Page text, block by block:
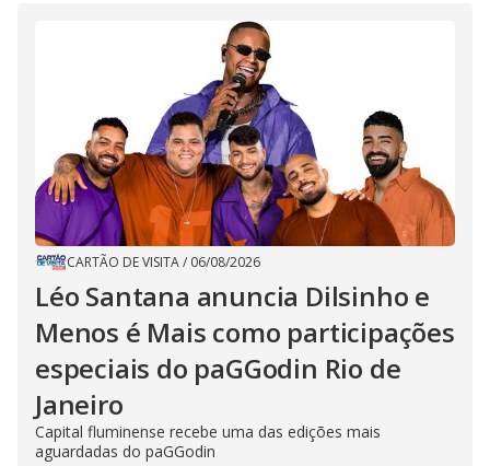
CARTÃO DE VISITA/ 06/08/2026
Léo Santana anuncia Dilsinho e
Menos é Mais como participações
especiais do paGGodin Rio de
Janeiro
Capital fluminense recebe uma das edições mais
aguardadas do paGGodin